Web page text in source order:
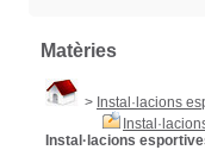
Matèries
> Instal·lacions
Instal·lacions